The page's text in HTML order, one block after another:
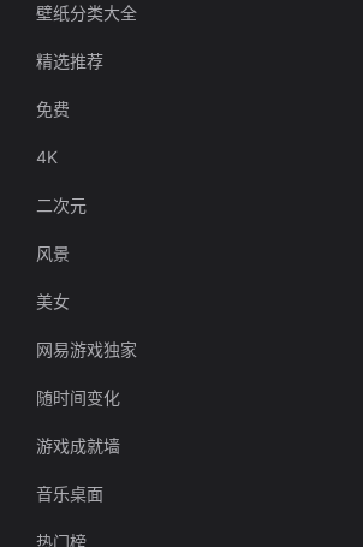
壁纸分类大全
精选推荐
免费
4K
二次元
风景
美女
网易游戏独家
随时间变化
游戏成就墙
音乐桌面
热门榜